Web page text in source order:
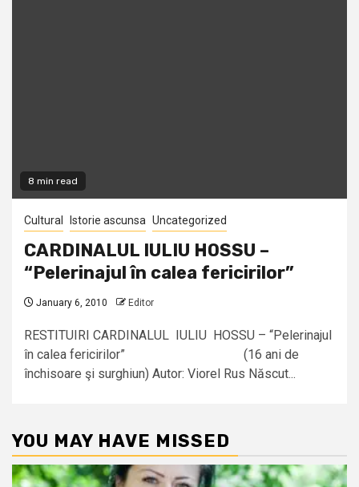
8 min read
Cultural Istorie ascunsa Uncategorized
CARDINALUL IULIU HOSSU –
“Pelerinajul în calea fericirilor”
January 6, 2010 Editor
RESTITUIRI CARDINALUL IULIU HOSSU – “Pelerinajul
în calea fericirilor” (16 ani de
închisoare şi surghiun) Autor: Viorel Rus Născut...
YOU MAY HAVE MISSED